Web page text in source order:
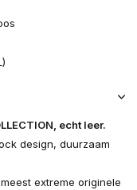
echt leer.
design, duurzaam
extreme originele